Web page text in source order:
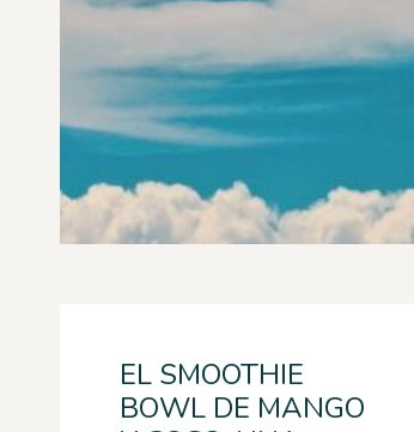
EL SMOOTHIE
BOWL DE MANGO